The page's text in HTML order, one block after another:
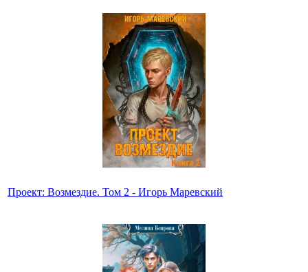
Проект: Возмездие. Том 2 - Игорь Маревский